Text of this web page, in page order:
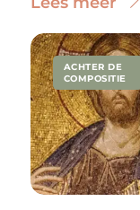
ACHTER DE
COMPOSITIE